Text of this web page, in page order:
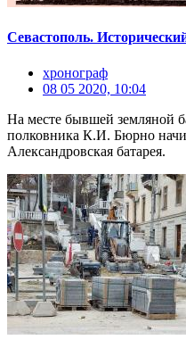
Севастополь.
хронограф
08 05 2020, 10:04
На месте бывшей земляной
полковника К.И. Бюрно
Александровская батарея.